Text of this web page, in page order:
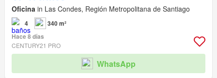
Oficina in Las Condes, Región Metropolitana de Santiago
4
340 m²
Hace 8 días
CENTURY21 PRO
WhatsApp